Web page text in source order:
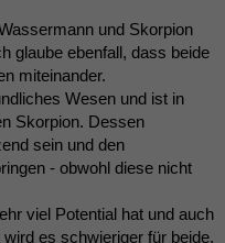
und Skorpion
glaube ebenfall, dass beide
miteinander.
Wesen und ist in
Skorpion. Dessen
sein und den
- obwohl diese nicht
viel Potential hat und auch
es schwieriger für beide.